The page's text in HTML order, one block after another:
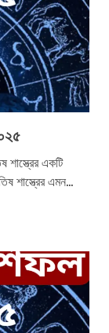
একটি
শাস্ত্রের এমন...